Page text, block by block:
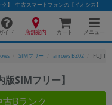
】|中古スマートフォンの【イオシス】
イド 店舗案内 カート メニュー
SIMフリー arrows BZ02
SIMフリー】
古Bランク
替える